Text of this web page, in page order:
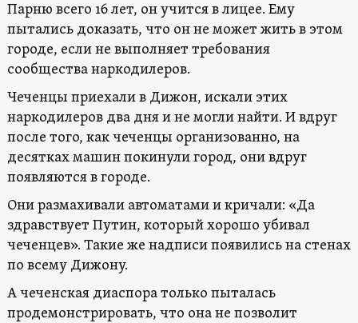
Парню всего 16 лет, он учится в лицее. Ему
пытались доказать, что он не может жить в этом
городе, если не выполняет требования
сообщества наркодилеров.
Чеченцы приехали в Дижон, искали этих
наркодилеров два дня и не могли найти. И вдруг
после того, как чеченцы организованно, на
десятках машин покинули город, они вдруг
появляются в городе.
Они размахивали автоматами и кричали: «Да
здравствует Путин, который хорошо убивал
чеченцев». Такие же надписи появились на стенах
по всему Дижону.
А чеченская диаспора только пыталась
продемонстрировать, что она не позволит